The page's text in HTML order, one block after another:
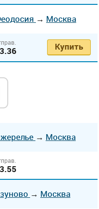
→ Москва
Купить
→ Москва
→ Москва